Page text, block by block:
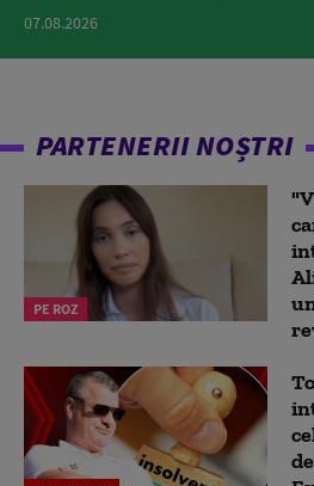
07.08.2026
PARTENERII NOȘTRI
PE ROZ